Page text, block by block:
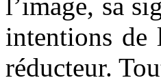
intentions de
réducteur.